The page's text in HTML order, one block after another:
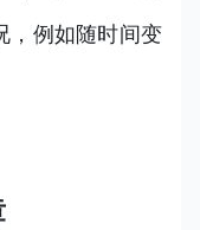
，例如随时间变